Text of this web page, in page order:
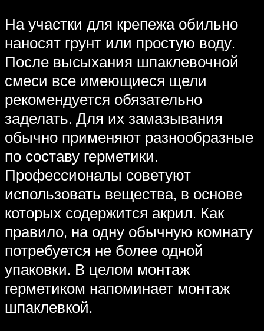
На участки для крепежа обильно
наносят грунт или простую воду.
После высыхания шпаклевочной
смеси все имеющиеся щели
рекомендуется обязательно
заделать. Для их замазывания
обычно применяют разнообразные
по составу герметики.
Профессионалы советуют
использовать вещества, в основе
которых содержится акрил. Как
правило, на одну обычную комнату
потребуется не более одной
упаковки. В целом монтаж
герметиком напоминает монтаж
шпаклевкой.